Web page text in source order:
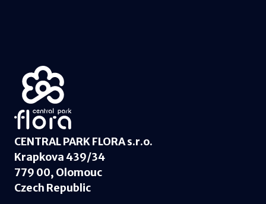
CENTRAL PARK FLORA s.r.o.
Krapkova 439/34
779 00, Olomouc
Czech Republic